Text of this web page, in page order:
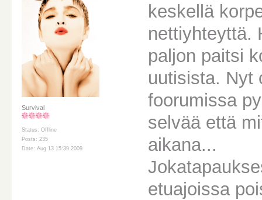
Survival
Status: Offline
Posts: 235
Date: Aug 13 15:39 2009
keskellä
nettiyhteyttä.
paljon paitsi
uutisista. Nyt
foorumissa
selvää että
aikana...
etuajoissa